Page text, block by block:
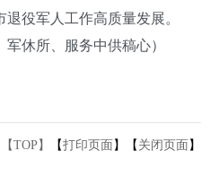
役军人工作高质量发展。
休所、服务中供稿心）
【TOP】 【打印页面】【 关闭页面】